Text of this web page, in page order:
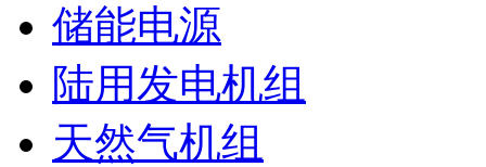
储能电源
陆用发电机组
天然气机组